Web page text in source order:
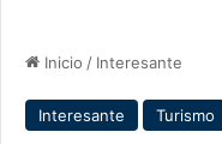
Inicio / Interesante
Interesante Turismo